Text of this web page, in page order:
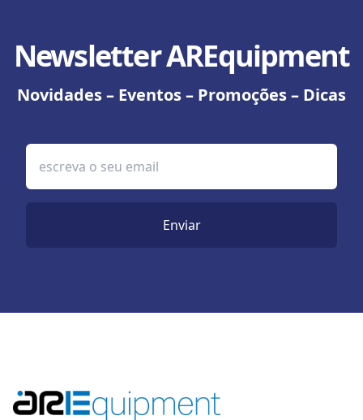
Newsletter AREquipment
Novidades – Eventos – Promoções – Dicas
Enviar